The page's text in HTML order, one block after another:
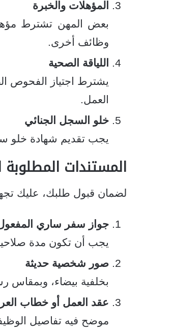
المؤهلات والخبرة
بعض المهن تشترط
وظائف أخرى.
اللياقة الصحية
يشترط اجتياز الفحوص
العمل.
خلو السجل الجنائي
يجب تقديم شهادة خلو
المستندات
لضمان قبول طلبك، عليك
جواز سفر ساري
يجب أن تكون مدة صلاحية الجواز لا
صور شخصية حديثة
بخلفية بيضاء، وبمقاس رسمي
عقد العمل أو خطاب
موضح فيه تفاصيل